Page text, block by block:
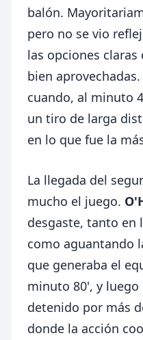
balón.
pero no se vio
las opciones
bien aprovechadas.
cuando, al minuto
un tiro de larga
en lo que fue la
La llegada del
mucho el juego.
desgaste, tanto en
como aguantando
que generaba el
minuto 80', y
detenido por más
donde la acción